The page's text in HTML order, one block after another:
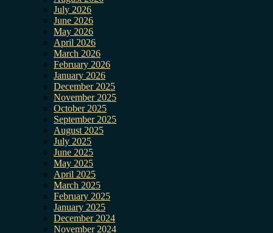
July 2026
June 2026
May 2026
April 2026
March 2026
February 2026
January 2026
December 2025
November 2025
October 2025
September 2025
August 2025
July 2025
June 2025
May 2025
April 2025
March 2025
February 2025
January 2025
December 2024
November 2024